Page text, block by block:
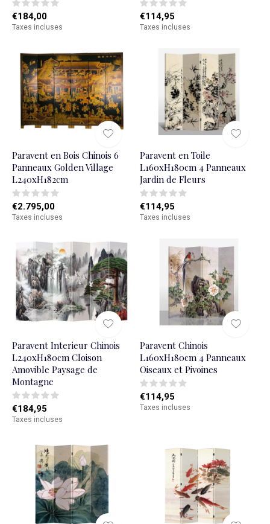
€184,00
Taxes incluses
€114,95
Taxes incluses
Paravent en Bois Chinois 6
Panneaux Golden Village
L240xH182cm
€2.795,00
Taxes incluses
Paravent en Toile
L160xH180cm 4 Panneaux
Jardin de Fleurs
€114,95
Taxes incluses
Paravent Interieur Chinois
L240xH180cm Cloison
Amovible Paysage de
Montagne
€184,95
Taxes incluses
Paravent Chinois
L160xH180cm 4 Panneaux
Oiseaux et Pivoines
€114,95
Taxes incluses